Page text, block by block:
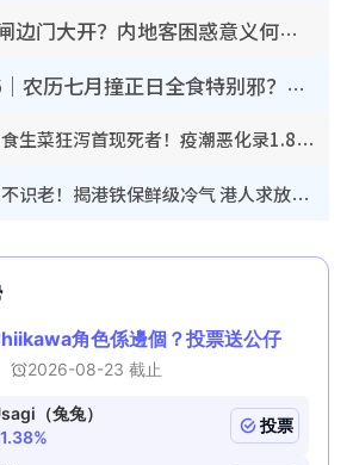
香港山边铁闸边门大开？内地客困惑意义何在！网友神回复：这种叫法理性防御
鬼门开2026｜农历七月撞正日全食特别邪？专家警告切忌做一事！揭4大禁忌+2招保平安
夺命寄生虫｜食生菜狂泻首现死者！疫潮恶化录1.8万宗病例 揭洗菜3大谬误
内地客夸港人不识老！揭港铁保鲜级冷气 港人求放过：别投诉